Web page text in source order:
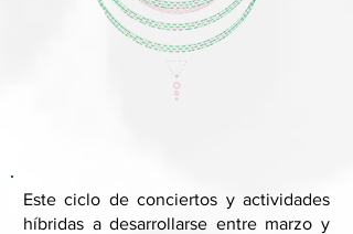
Este ciclo de conciertos y actividades
híbridas a desarrollarse entre marzo y